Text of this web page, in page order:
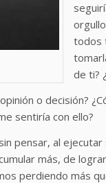
todos
de ti?
o decisión?
sentiría con ello?
pensar, al
más, de
perdiendo más